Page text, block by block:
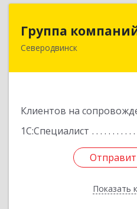
Группа
Северодвинск
Клиентов на
1С:Специалист
Показать
Группа
164500,